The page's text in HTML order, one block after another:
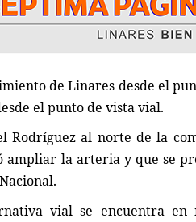
desde el punto de
el punto de vista vial.
Rodríguez al norte de la
ampliar la arteria y que se
vial se encuentra